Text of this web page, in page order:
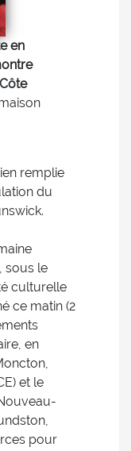
en
remplie
du
sous le
culturelle
ce matin (2
en
et le
pour